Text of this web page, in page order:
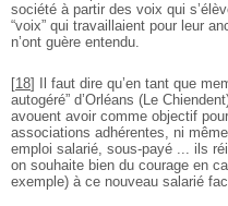
société à partir des voix qui
“voix” qui travaillaient pour leur
n’ont guère entendu.
[18]
Il faut dire qu’en tant que
autogéré” d’Orléans (Le
avouent avoir comme objectif
associations adhérentes, ni
emploi salarié, sous-payé ... ils
on souhaite bien du courage en
exemple) à ce nouveau salarié